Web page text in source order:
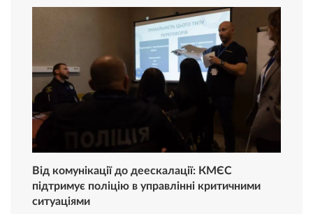
Від комунікації до деескалації: КМЄС
підтримує поліцію в управлінні критичними
ситуаціями